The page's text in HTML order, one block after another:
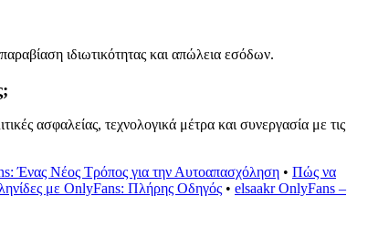
ιδιωτικότητας και απώλεια εσόδων.
ασφαλείας, τεχνολογικά μέτρα και συνεργασία με τις
Ένας Νέος Τρόπος για την Αυτοαπασχόληση • Πώς να
με OnlyFans: Πλήρης Οδηγός • elsaakr OnlyFans –